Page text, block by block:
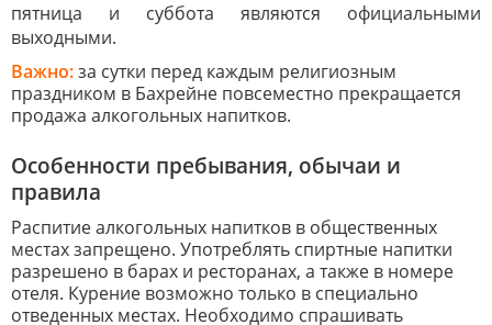
пятница и суббота являются официальными
выходными.
Важно:за сутки перед каждым религиозным
праздником в Бахрейне повсеместно прекращается
продажа алкогольных напитков.
Особенности пребывания, обычаи и
правила
Распитие алкогольных напитков в общественных
местах запрещено. Употреблять спиртные напитки
разрешено в барах и ресторанах, а также в номере
отеля. Курение возможно только в специально
отведенных местах. Необходимо спрашивать